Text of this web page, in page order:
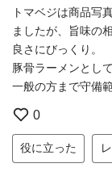
トマベジは商品写
ましたが、旨味の
良さにびっくり。
豚骨ラーメンとし
一般の方まで守備
0
役に立った